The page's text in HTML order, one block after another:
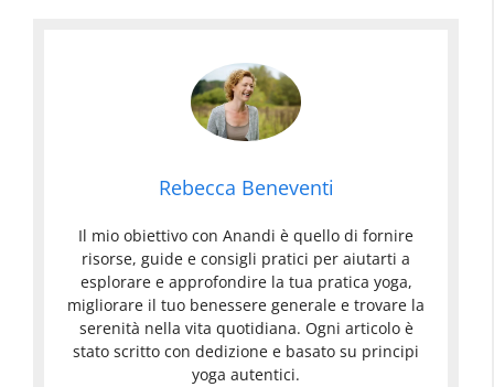
Rebecca Beneventi
Il mio obiettivo con Anandi è quello di fornire
risorse, guide e consigli pratici per aiutarti a
esplorare e approfondire la tua pratica yoga,
migliorare il tuo benessere generale e trovare la
serenità nella vita quotidiana. Ogni articolo è
stato scritto con dedizione e basato su principi
yoga autentici.